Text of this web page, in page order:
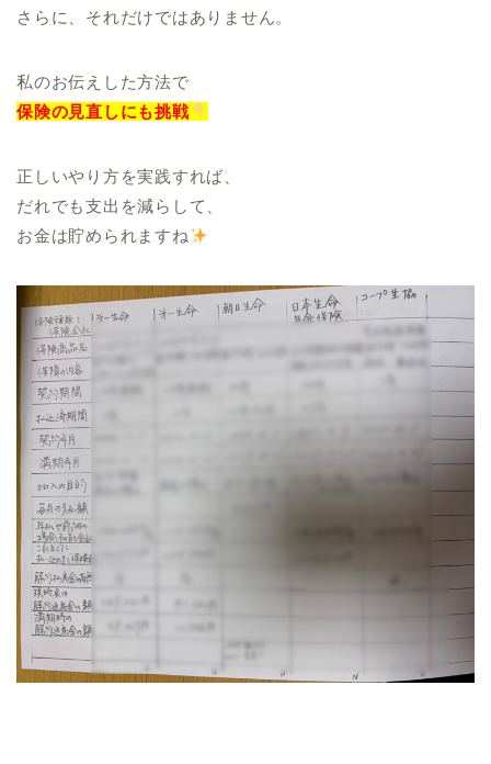
さらに、それだけではありません。
私のお伝えした方法で
保険の見直しにも挑戦
正しいやり方を実践すれば、
だれでも支出を減らして、
お金は貯められますね